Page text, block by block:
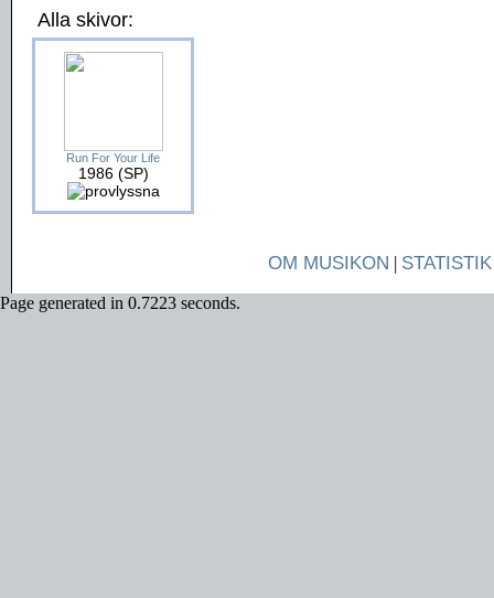
Alla skivor:
Run For Your Life
1986 (SP)
OM MUSIKON | STATISTIK
Page generated in 0.7223 seconds.